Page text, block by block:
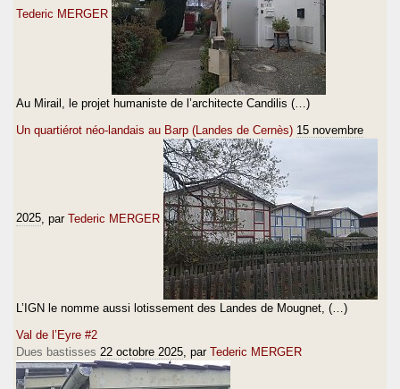
Tederic MERGER
Au Mirail, le projet humaniste de l’architecte Candilis (…)
Un quartiérot néo-landais au Barp (Landes de Cernès) 15 novembre
2025 , par Tederic MERGER
L’IGN le nomme aussi lotissement des Landes de Mougnet, (…)
Val de l’Eyre #2
Dues bastisses 22 octobre 2025 , par Tederic MERGER